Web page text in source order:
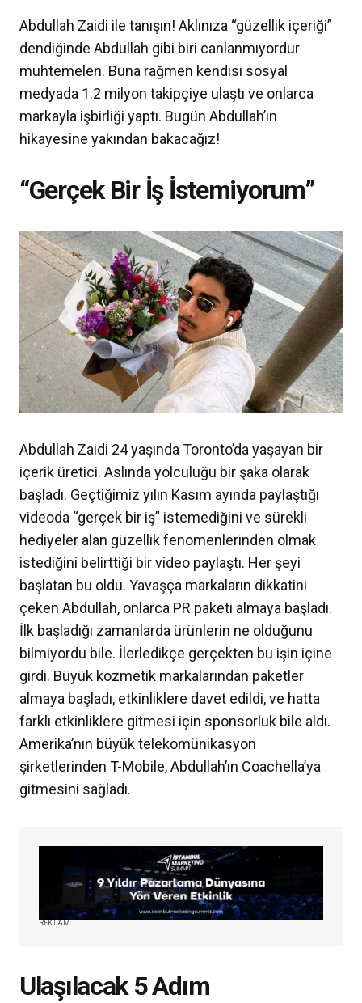
Abdullah Zaidi ile tanışın! Aklınıza “güzellik içeriği”
dendiğinde Abdullah gibi biri canlanmıyordur
muhtemelen. Buna rağmen kendisi sosyal
medyada 1.2 milyon takipçiye ulaştı ve onlarca
markayla işbirliği yaptı. Bugün Abdullah’ın
hikayesine yakından bakacağız!
“Gerçek Bir İş İstemiyorum”
Abdullah Zaidi 24 yaşında Toronto’da yaşayan bir
içerik üretici. Aslında yolculuğu bir şaka olarak
başladı. Geçtiğimiz yılın Kasım ayında paylaştığı
videoda “gerçek bir iş” istemediğini ve sürekli
hediyeler alan güzellik fenomenlerinden olmak
istediğini belirttiği bir video paylaştı. Her şeyi
başlatan bu oldu. Yavaşça markaların dikkatini
çeken Abdullah, onlarca PR paketi almaya başladı.
İlk başladığı zamanlarda ürünlerin ne olduğunu
bilmiyordu bile. İlerledikçe gerçekten bu işin içine
girdi. Büyük kozmetik markalarından paketler
almaya başladı, etkinliklere davet edildi, ve hatta
farklı etkinliklere gitmesi için sponsorluk bile aldı.
Amerika’nın büyük telekomünikasyon
şirketlerinden T-Mobile, Abdullah’ın Coachella’ya
gitmesini sağladı.
REKLAM
Ulaşılacak 5 Adım